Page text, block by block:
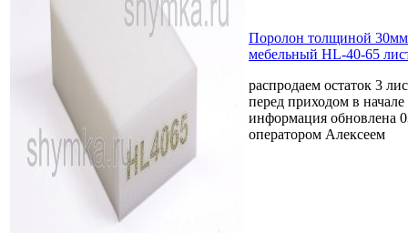
Поролон толщиной 30мм
мебельный HL-40-65
распродаем остаток 3
перед приходом в начале
информация обновлена
оператором Алексеем